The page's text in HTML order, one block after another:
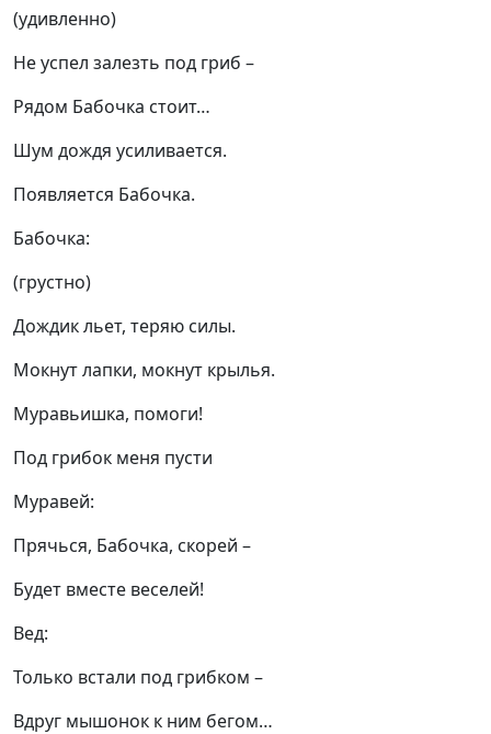
(удивленно)
Не успел залезть под гриб –
Рядом Бабочка стоит…
Шум дождя усиливается.
Появляется Бабочка.
Бабочка:
(грустно)
Дождик льет, теряю силы.
Мокнут лапки, мокнут крылья.
Муравьишка, помоги!
Под грибок меня пусти
Муравей:
Прячься, Бабочка, скорей –
Будет вместе веселей!
Вед:
Только встали под грибком –
Вдруг мышонок к ним бегом…